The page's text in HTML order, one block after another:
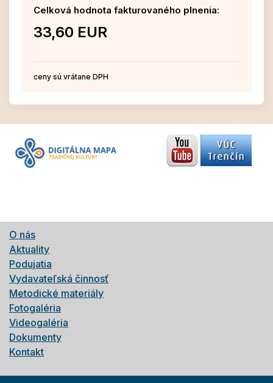
Celková hodnota fakturovaného plnenia:
33,60 EUR
ceny sú vrátane DPH
O nás
Aktuality
Podujatia
Vydavateľská činnosť
Metodické materiály
Fotogaléria
Videogaléria
Dokumenty
Kontakt